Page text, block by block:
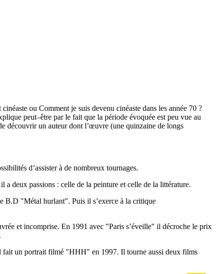
ou Comment je suis devenu cinéaste dans les année 70 ?
peut–être par le fait que la période évoquée est peu vue au
découvrir un auteur dont l’œuvre (une quinzaine de longs
d’assister à de nombreux tournages.
deux passions : celle de la peinture et celle de la littérature.
B.D "Métal hurlant". Puis il s’exerce à la critique
et incomprise. En 1991 avec "Paris s’éveille" il décroche le prix
fait un portrait filmé "HHH" en 1997. Il tourne aussi deux films